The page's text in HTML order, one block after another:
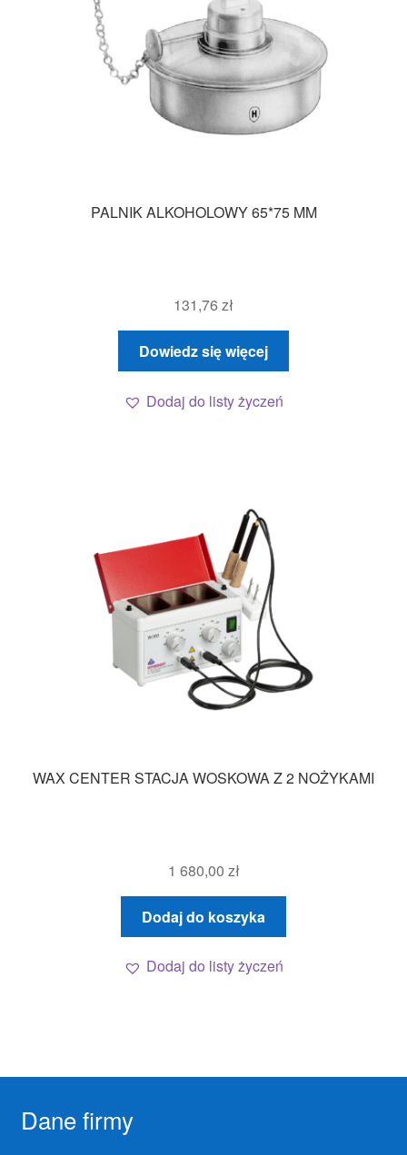
PALNIK ALKOHOLOWY 65*75 MM
131,76 zł
Dowiedz się więcej
Dodaj do listy życzeń
WAX CENTER STACJA WOSKOWA Z 2 NOŻYKAMI
1 680,00 zł
Dodaj do koszyka
Dodaj do listy życzeń
Dane firmy